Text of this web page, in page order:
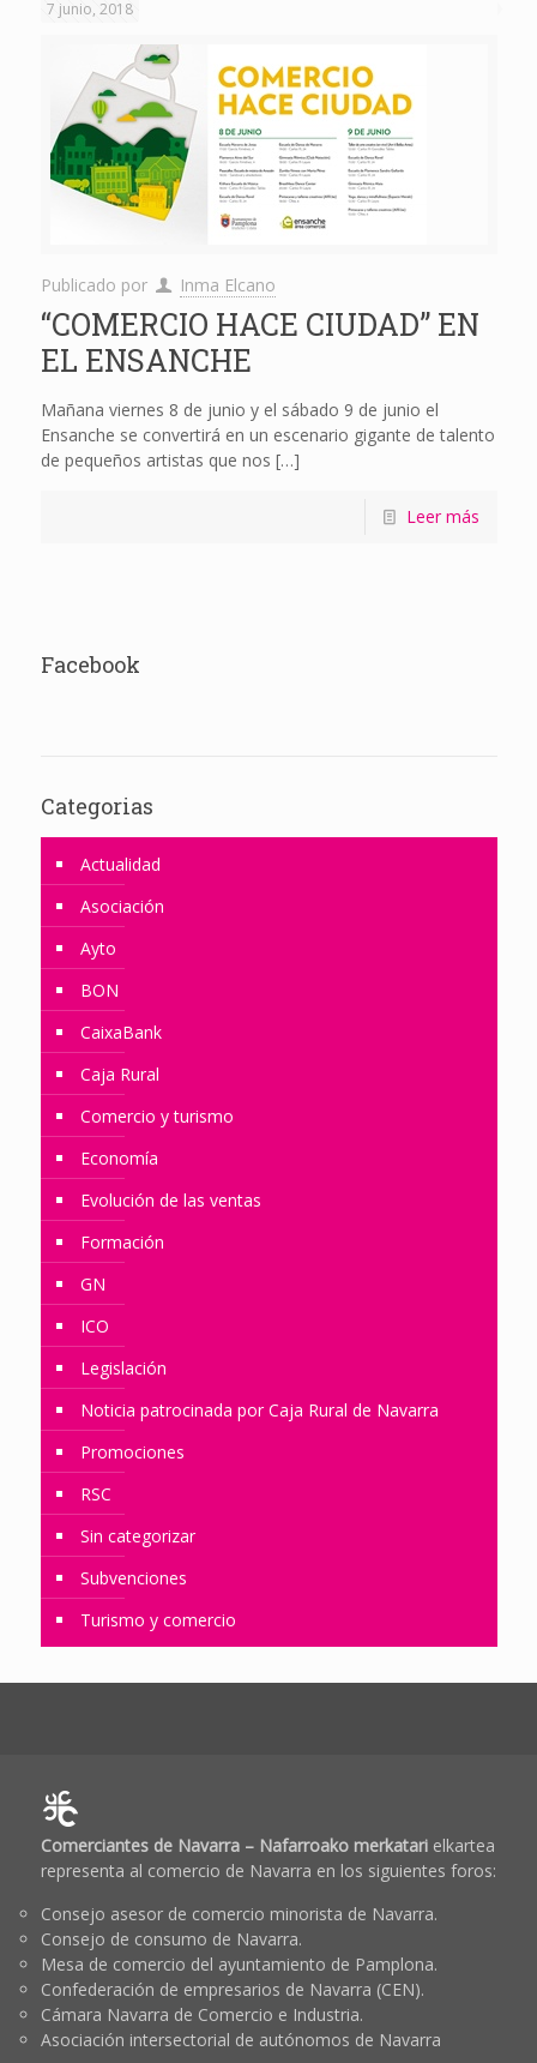
7 junio, 2018
Publicado por Inma Elcano
“COMERCIO HACE CIUDAD” EN
EL ENSANCHE
Mañana viernes 8 de junio y el sábado 9 de junio el
Ensanche se convertirá en un escenario gigante de talento
de pequeños artistas que nos […]
Leer más
Facebook
Categorias
Actualidad
Asociación
Ayto
BON
CaixaBank
Caja Rural
Comercio y turismo
Economía
Evolución de las ventas
Formación
GN
ICO
Legislación
Noticia patrocinada por Caja Rural de Navarra
Promociones
RSC
Sin categorizar
Subvenciones
Turismo y comercio
Comerciantes de Navarra – Nafarroako merkatarielkartea
representa al comercio de Navarra en los siguientes foros:
Consejo asesor de comercio minorista de Navarra.
Consejo de consumo de Navarra.
Mesa de comercio del ayuntamiento de Pamplona.
Confederación de empresarios de Navarra (CEN).
Cámara Navarra de Comercio e Industria.
Asociación intersectorial de autónomos de Navarra